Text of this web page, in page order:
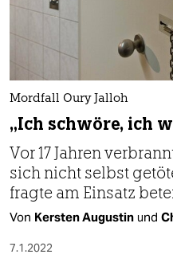
Mordfall Oury Jalloh
„Ich schwöre, ich
Vor 17 Jahren
sich nicht selbst
fragte am Einsatz
Von Kersten Augustin und
7.1.2022